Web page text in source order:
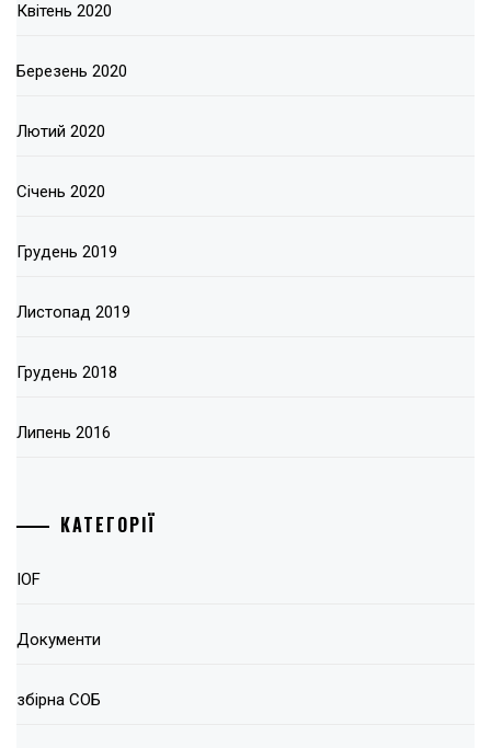
Квітень 2020
Березень 2020
Лютий 2020
Січень 2020
Грудень 2019
Листопад 2019
Грудень 2018
Липень 2016
КАТЕГОРІЇ
IOF
Документи
збірна СОБ